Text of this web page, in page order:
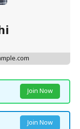
Join Now
Join Now